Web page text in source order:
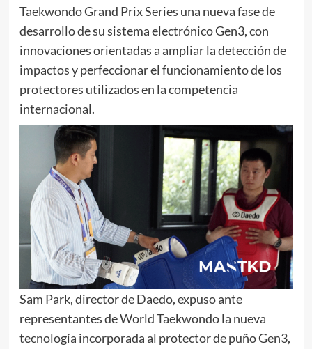
Taekwondo Grand Prix Series una nueva fase de
desarrollo de su sistema electrónico Gen3, con
innovaciones orientadas a ampliar la detección de
impactos y perfeccionar el funcionamiento de los
protectores utilizados en la competencia
internacional.
Sam Park, director de Daedo, expuso ante
representantes de World Taekwondo la nueva
tecnología incorporada al protector de puño Gen3,